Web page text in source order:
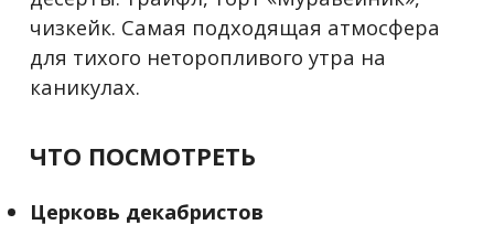
чизкейк. Самая подходящая атмосфера
для тихого неторопливого утра на
каникулах.
ЧТО ПОСМОТРЕТЬ
Церковь декабристов